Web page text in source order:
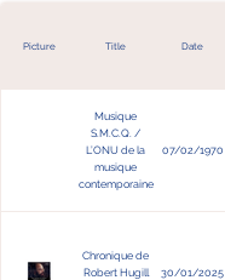
Picture Title Date
Musique
S.M.C.Q. /
L’ONU de la
musique
contemporaine
07/02/1970
Chronique de
Robert Hugill
30/01/2025